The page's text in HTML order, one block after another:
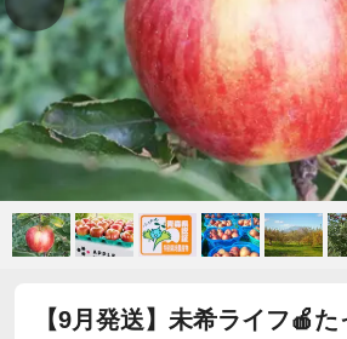
【9月発送】未希ライフ🍎